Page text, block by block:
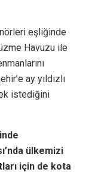
eşliğinde
Havuzu ile
ay yıldızlı
istediğini
ülkemizi
için de kota